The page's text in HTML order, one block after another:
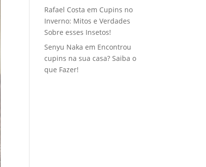
Rafael Costa em Cupins no
Inverno: Mitos e Verdades
Sobre esses Insetos!
Senyu Naka em Encontrou
cupins na sua casa? Saiba o
que Fazer!